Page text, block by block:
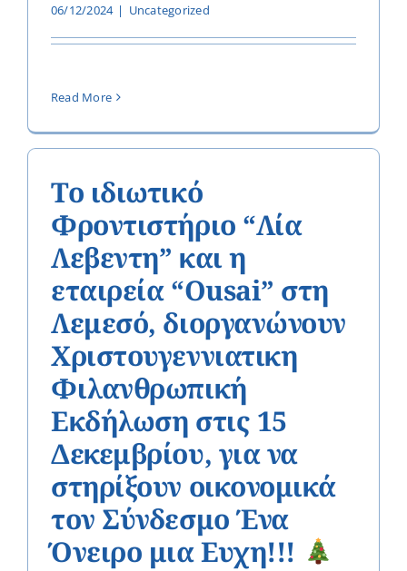
06/12/2024 | Uncategorized
Read More
Το ιδιωτικό
Φροντιστήριο “Λία
Λεβεντη” και η
εταιρεία “Ousai” στη
Λεμεσό, διοργανώνουν
Χριστουγεννιατικη
Φιλανθρωπική
Εκδήλωση στις 15
Δεκεμβρίου, για να
στηρίξουν οικονομικά
τον Σύνδεσμο Ένα
Όνειρο μια Ευχη!!!